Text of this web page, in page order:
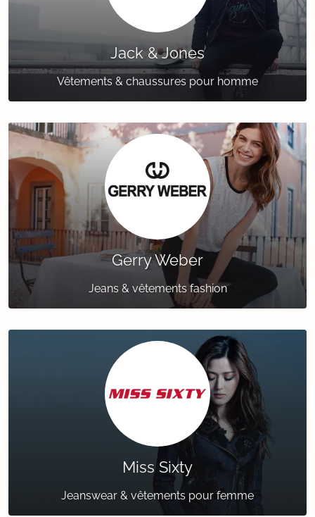
Jack & Jones
Vêtements & chaussures pour homme
Gerry Weber
Jeans & vêtements fashion
Miss Sixty
Jeanswear & vêtements pour femme